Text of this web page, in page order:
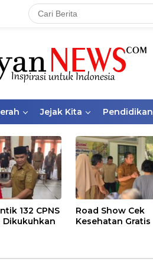
Jejak Kita Pendidikan
132 CPNS
Dikukuhkan
Road Show Cek
Kesehatan Gratis